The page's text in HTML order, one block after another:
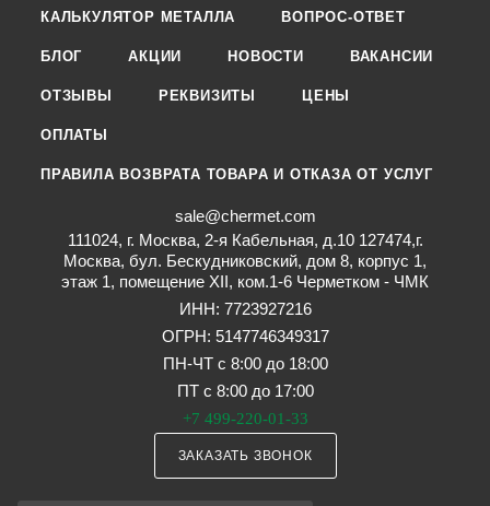
КАЛЬКУЛЯТОР МЕТАЛЛА ВОПРОС-ОТВЕТ
БЛОГ АКЦИИ НОВОСТИ ВАКАНСИИ
ОТЗЫВЫ РЕКВИЗИТЫ ЦЕНЫ
ОПЛАТЫ
ПРАВИЛА ВОЗВРАТА ТОВАРА И ОТКАЗА ОТ УСЛУГ
sale@chermet.com
111024, г. Москва, 2-я Кабельная, д.10 127474,г.
Москва, бул. Бескудниковский, дом 8, корпус 1,
этаж 1, помещение XII, ком.1-6 Черметком - ЧМК
ИНН: 7723927216
ОГРН: 5147746349317
ПН-ЧТ с 8:00 до 18:00
ПТ с 8:00 до 17:00
+7 499-220-01-33
ЗАКАЗАТЬ ЗВОНОК